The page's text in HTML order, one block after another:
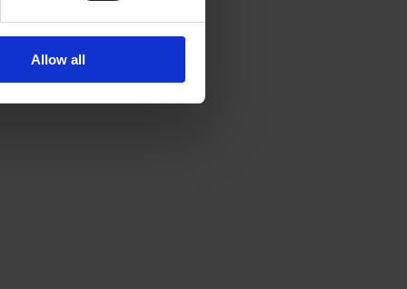
Allow all